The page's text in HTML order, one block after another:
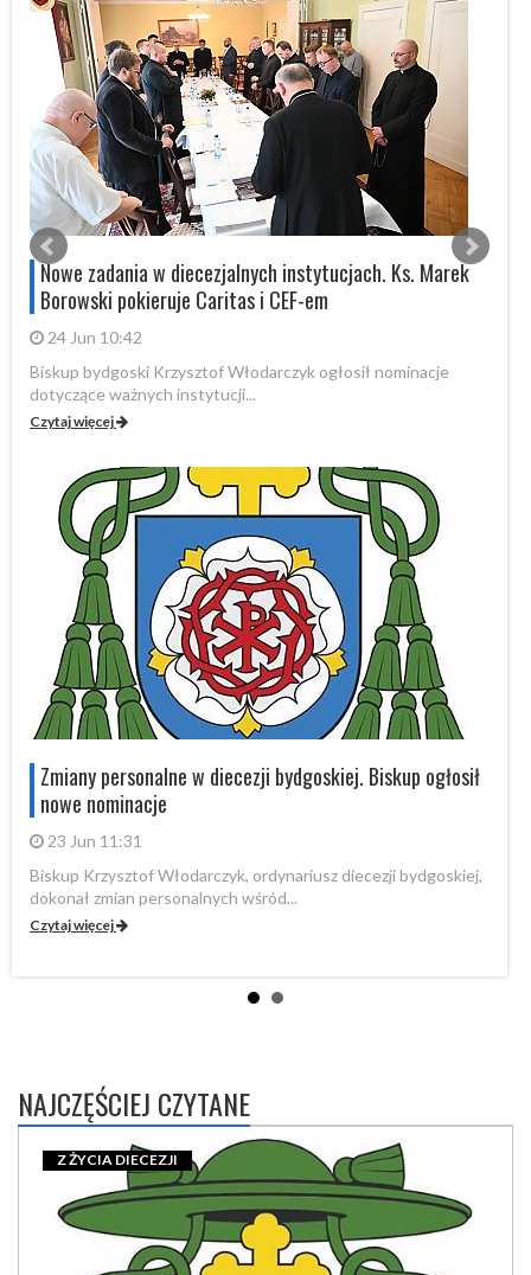
Nowe zadania w diecezjalnych instytucjach. Ks. Marek
Borowski pokieruje Caritas i CEF-em
24 Jun 10:42
Biskup bydgoski Krzysztof Włodarczyk ogłosił nominacje
dotyczące ważnych instytucji...
Czytaj więcej
Zmiany personalne w diecezji bydgoskiej. Biskup ogłosił
nowe nominacje
23 Jun 11:31
Biskup Krzysztof Włodarczyk, ordynariusz diecezji bydgoskiej,
dokonał zmian personalnych wśród...
Czytaj więcej
NAJCZĘŚCIEJ CZYTANE
Z ŻYCIA DIECEZJI